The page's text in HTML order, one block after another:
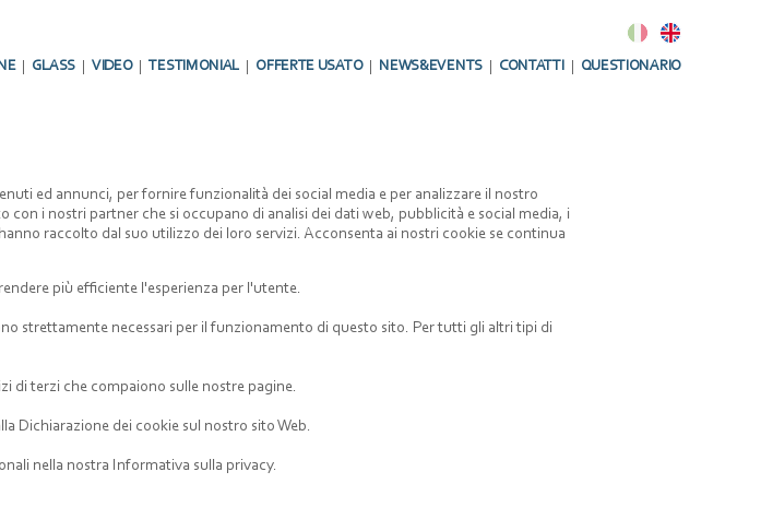
GLASS VIDEO TESTIMONIAL OFFERTE USATO NEWS&EVENTS CONTATTI QUESTIONARIO
ed annunci, per fornire funzionalità dei social media e per analizzare il nostro
i nostri partner che si occupano di analisi dei dati web, pubblicità e social media, i
raccolto dal suo utilizzo dei loro servizi. Acconsenta ai nostri cookie se continua
più efficiente l'esperienza per l'utente.
strettamente necessari per il funzionamento di questo sito. Per tutti gli altri tipi di
di terzi che compaiono sulle nostre pagine.
Dichiarazione dei cookie sul nostro sito Web.
nella nostra Informativa sulla privacy.